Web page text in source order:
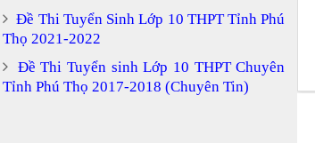
Đề Thi Tuyển Sinh Lớp 10 THPT Tỉnh Phú
Thọ 2021-2022
Đề Thi Tuyển sinh Lớp 10 THPT Chuyên
Tỉnh Phú Thọ 2017-2018 (Chuyên Tin)